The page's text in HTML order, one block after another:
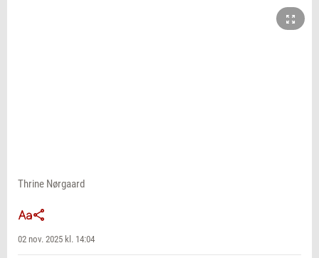
Thrine Nørgaard
02 nov. 2025 kl. 14:04